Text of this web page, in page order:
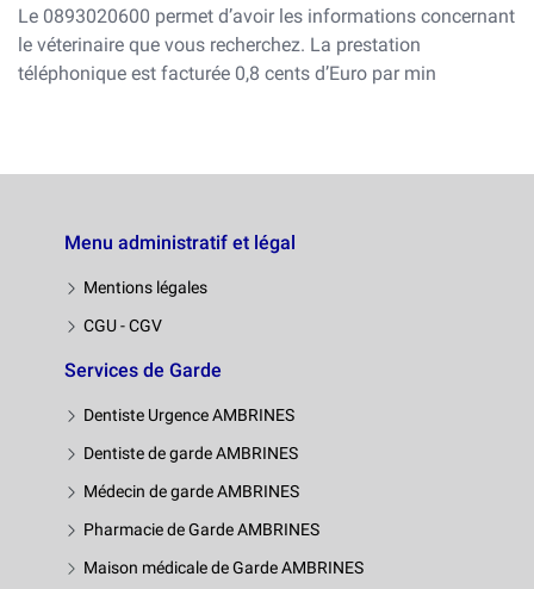
Le 0893020600 permet d’avoir les informations concernant
le véterinaire que vous recherchez. La prestation
téléphonique est facturée 0,8 cents d’Euro par min
Menu administratif et légal
Mentions légales
CGU - CGV
Services de Garde
Dentiste Urgence AMBRINES
Dentiste de garde AMBRINES
Médecin de garde AMBRINES
Pharmacie de Garde AMBRINES
Maison médicale de Garde AMBRINES